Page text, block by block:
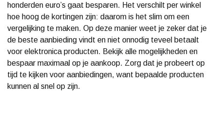
honderden euro’s gaat besparen. Het verschilt per winkel
hoe hoog de kortingen zijn: daarom is het slim om een
vergelijking te maken. Op deze manier weet je zeker dat je
de beste aanbieding vindt en niet onnodig teveel betaalt
voor elektronica producten. Bekijk alle mogelijkheden en
bespaar maximaal op je aankoop. Zorg dat je probeert op
tijd te kijken voor aanbiedingen, want bepaalde producten
kunnen al snel op zijn.